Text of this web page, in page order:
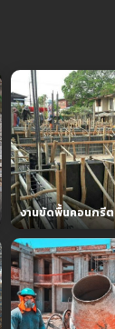
งานขัดพื้นคอนกรีต